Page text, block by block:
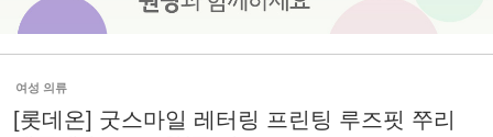
여성 의류
[롯데온] 굿스마일 레터링 프린팅 루즈핏 쭈리